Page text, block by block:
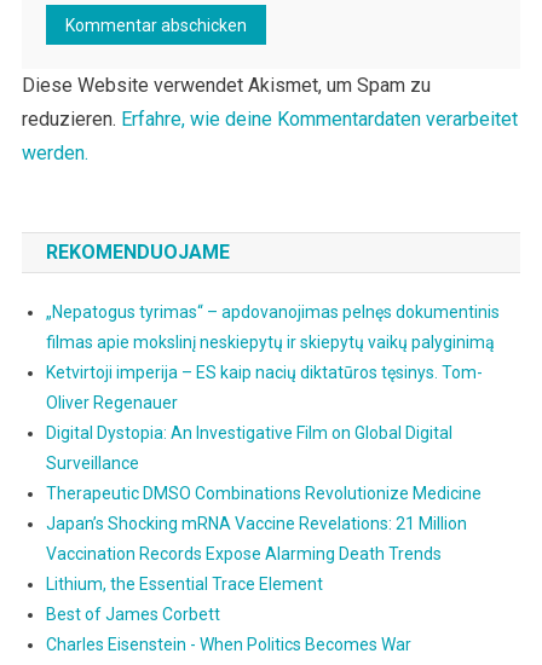
Diese Website verwendet Akismet, um Spam zu
reduzieren. Erfahre, wie deine Kommentardaten verarbeitet
werden.
REKOMENDUOJAME
„Nepatogus tyrimas“ – apdovanojimas pelnęs dokumentinis
filmas apie mokslinį neskiepytų ir skiepytų vaikų palyginimą
Ketvirtoji imperija – ES kaip nacių diktatūros tęsinys. Tom-
Oliver Regenauer
Digital Dystopia: An Investigative Film on Global Digital
Surveillance
Therapeutic DMSO Combinations Revolutionize Medicine
Japan’s Shocking mRNA Vaccine Revelations: 21 Million
Vaccination Records Expose Alarming Death Trends
Lithium, the Essential Trace Element
Best of James Corbett
Charles Eisenstein - When Politics Becomes War